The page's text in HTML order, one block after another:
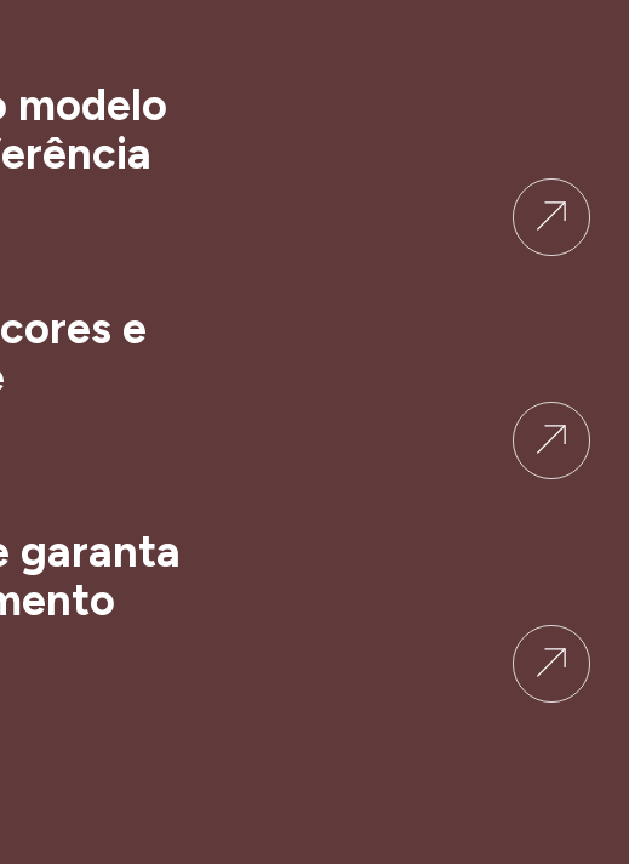
modelo
e
garanta